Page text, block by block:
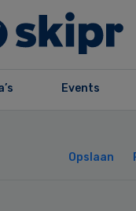
Events
Opslaan